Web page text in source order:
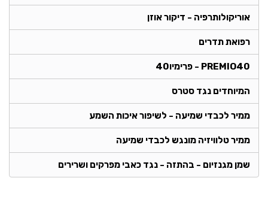
אוריקולותרפיה - דיקור אוזן
רפואת תדרים
PREMIO40 - פרימיו40
המיוחדים נגד סטרס
ממיר לכבדי שמיעה - לשיפור איכות השמע
ממיר טלוויזיה מונגש לכבדי שמיעה
שמן מגנזיום - בהתזה - נגד כאבי מפרקים ושרירים